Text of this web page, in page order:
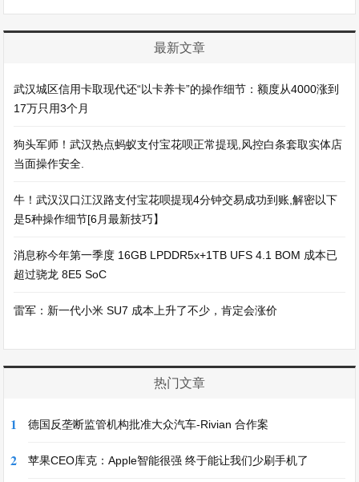
最新文章
武汉城区信用卡取现代还“以卡养卡”的操作细节：额度从4000涨到
17万只用3个月
狗头军师！武汉热点蚂蚁支付宝花呗正常提现,风控白条套取实体店
当面操作安全.
牛！武汉汉口江汉路支付宝花呗提现4分钟交易成功到账,解密以下
是5种操作细节[6月最新技巧】
消息称今年第一季度 16GB LPDDR5x+1TB UFS 4.1 BOM 成本已
超过骁龙 8E5 SoC
雷军：新一代小米 SU7 成本上升了不少，肯定会涨价
热门文章
1 德国反垄断监管机构批准大众汽车-Rivian 合作案
2 苹果CEO库克：Apple智能很强 终于能让我们少刷手机了